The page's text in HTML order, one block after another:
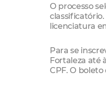
O processo
licenciatura
Para se
Fortaleza até
CPF. O